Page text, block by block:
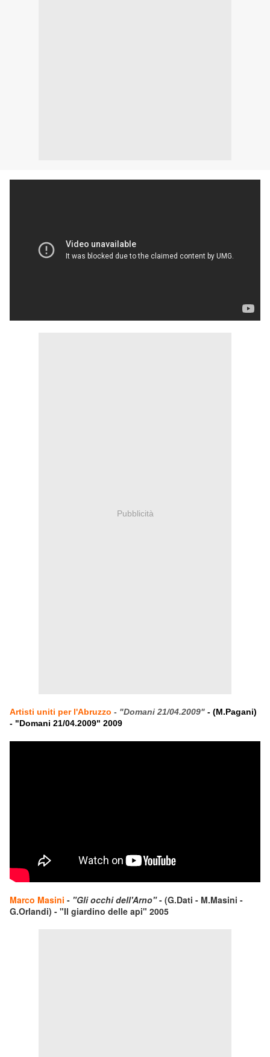
Pubblicità
Artisti uniti per l'Abruzzo - "Domani 21/04.2009" - (M.Pagani)
- "Domani 21/04.2009" 2009
Marco Masini - "Gli occhi dell'Arno"- (G.Dati - M.Masini -
G.Orlandi) - "Il giardino delle api" 2005